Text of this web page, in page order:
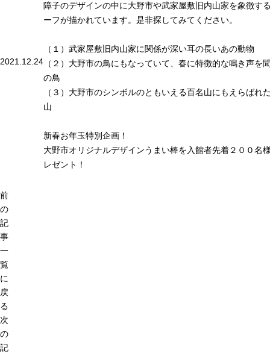
2021.12.24
障子のデザインの中に大野市や武家屋敷旧内山家を象徴す
ーフが描かれています。是非探してみてください。
（１）武家屋敷旧内山家に関係が深い耳の長いあの動物
（２）大野市の鳥にもなっていて、春に特徴的な鳴き声を
の鳥
（３）大野市のシンボルのともいえる百名山にもえらばれ
山
新春お年玉特別企画！
大野市オリジナルデザインうまい棒を入館者先着２００名
レゼント！
前
の
記
事
一
覧
に
戻
る
次
の
記